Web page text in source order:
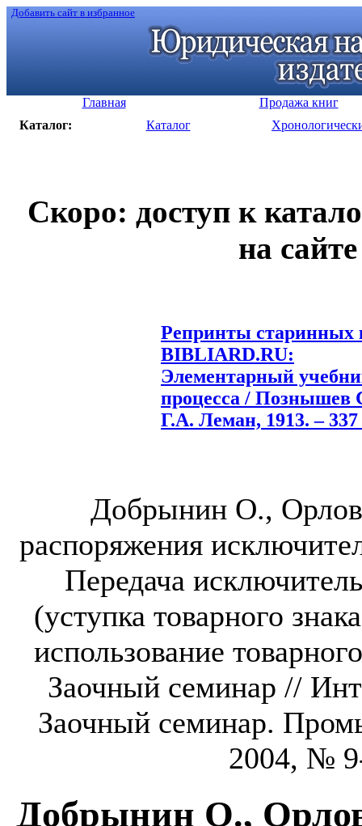
Добавить сайт в избранное
Главная
Продажа книг
Каталог:
Каталог
Скоро: доступ к
на
Репринты старинных
BIBLIARD.RU:
Элементарный
процесса /
Г.А. Леман, 1913. – 337
Добрынин О.,
распоряжения
Передача
(уступка товарного
использование
Заочный семинар //
Заочный семинар.
2004, №
Добрынин О.,